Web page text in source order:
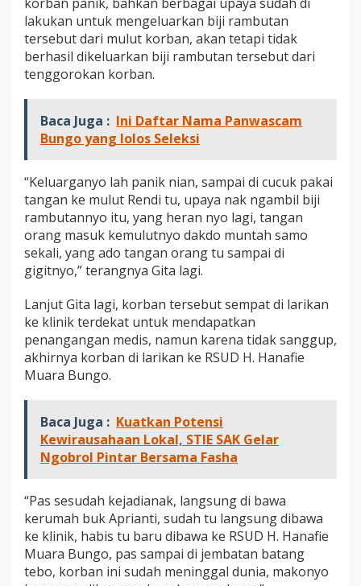
lakukan untuk mengeluarkan biji rambutan
tersebut dari mulut korban, akan tetapi tidak
berhasil dikeluarkan biji rambutan tersebut dari
tenggorokan korban.
Baca Juga : Ini Daftar Nama Panwascam
Bungo yang lolos Seleksi
“Keluarganyo lah panik nian, sampai di cucuk pakai
tangan ke mulut Rendi tu, upaya nak ngambil biji
rambutannyo itu, yang heran nyo lagi, tangan
orang masuk kemulutnyo dakdo muntah samo
sekali, yang ado tangan orang tu sampai di
gigitnyo,” terangnya Gita lagi.
Lanjut Gita lagi, korban tersebut sempat di larikan
ke klinik terdekat untuk mendapatkan
penangangan medis, namun karena tidak sanggup,
akhirnya korban di larikan ke RSUD H. Hanafie
Muara Bungo.
Baca Juga : Kuatkan Potensi
Kewirausahaan Lokal, STIE SAK Gelar
Ngobrol Pintar Bersama Fasha
“Pas sesudah kejadianak, langsung di bawa
kerumah buk Aprianti, sudah tu langsung dibawa
ke klinik, habis tu baru dibawa ke RSUD H. Hanafie
Muara Bungo, pas sampai di jembatan batang
tebo, korban ini sudah meninggal dunia, makonyo